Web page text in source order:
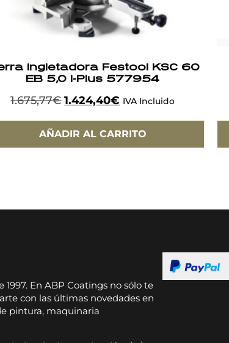
ingletadora Festool KSC 60
EB 5,0 I-Plus 577954
1.675,77€ 1.424,40€ IVA Incluido
AÑADIR AL CARRITO
En ABP Coatings no sólo te
con las últimas novedades en
pintura, maquinaria